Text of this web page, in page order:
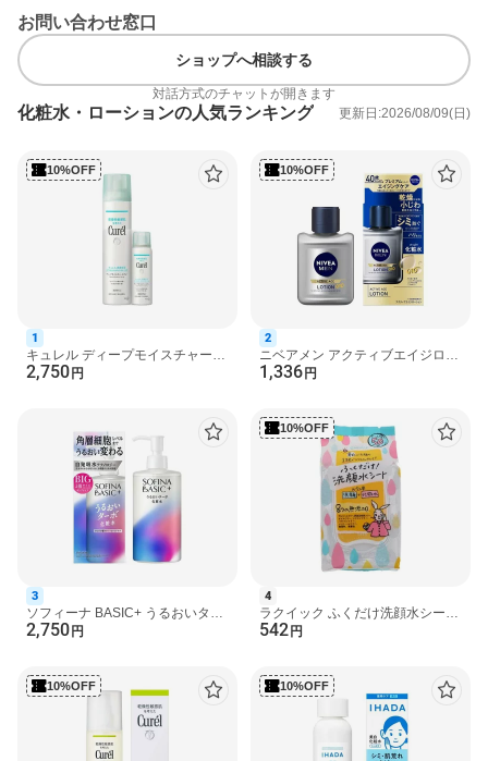
・乾燥性敏感肌の方の協力による
パッチテスト済み*
[パッチテスト：皮膚に対する刺激性を確認するテストです]
・にきびのもとになりにくい処方
●ノンコメドジェニックテスト済み*
*すべての方にアレルギーや皮膚刺激が起こらない、コメド(にきび
【販売名】Curel化粧水Sa
・朝晩の洗顔後の肌にお使いください。
・適量(ポンプ3〜4押し分)をとり、顔全体にやさしくなじませま
成分
アラントイン※、精製水、BG、ベタイン、グリセリン、ユーカリ
エキス、10-ヒドロキシウンデカン酸、酸化Zn、POEメチルグル
パラベン※は「有効成分」無表示は「その他の成分」
商品区分
医薬部外品
花王
広告文責
[化粧水 キュレル]
お問い合わせ窓口
ショップへ相談する
対話方式のチャットが開きます
化粧水・ローションの人気ランキング 更新日:2026/08/09(日)
10%OFF
1
キュレル ディープモイスチャース
プレー セット 1セット 【キュレ
2,750 円
10%OFF
2
ニベアメン アクティブエイジロー
ション 110ml 【ニベアメン】 メン
1,336 円
3
ソフィーナ BASIC+ うるおいター
ボ化粧水 BIG ポンプタイプ 320ml
2,750 円
10%OFF
4
ラクイック ふくだけ洗顔水シート
50枚入 化粧水
542 円
10%OFF 10%OFF